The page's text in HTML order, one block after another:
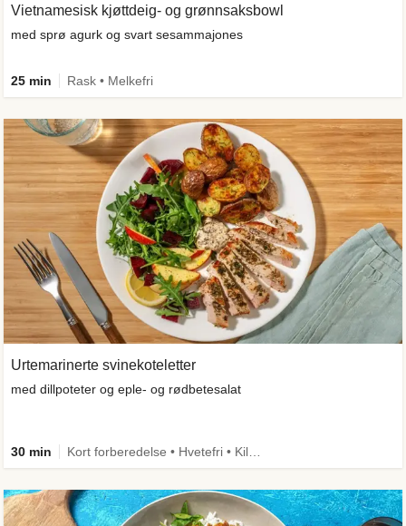
Vietnamesisk kjøttdeig- og grønnsaksbowl
med sprø agurk og svart sesammajones
25 min Rask • Melkefri
Urtemarinerte svinekoteletter
med dillpoteter og eple- og rødbetesalat
30 min